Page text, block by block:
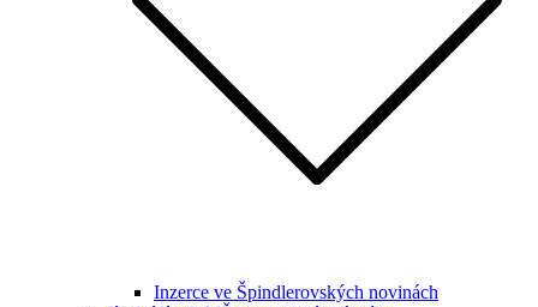
Inzerce ve Špindlerovských novinách